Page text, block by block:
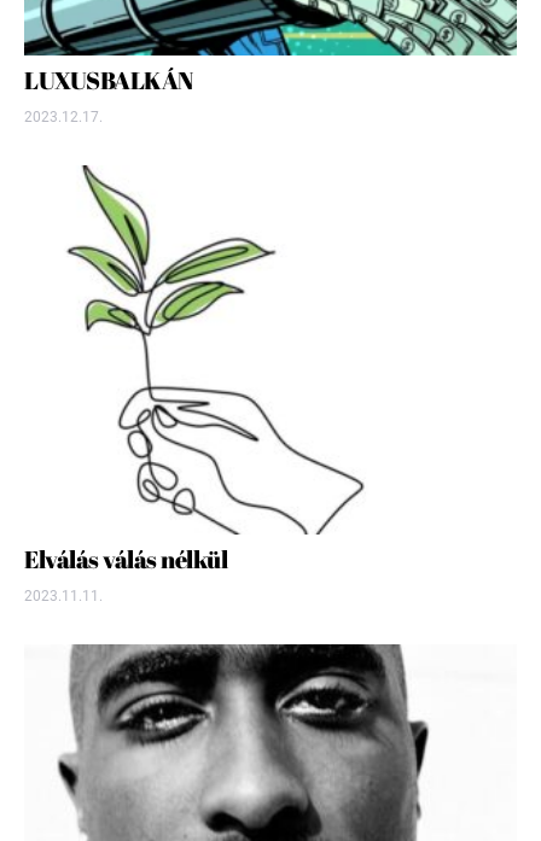
LUXUSBALKÁN
2023.12.17.
Elválás válás nélkül
2023.11.11.